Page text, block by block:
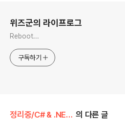
위즈군의 라이프로그
Reboot...
구독하기
정리중/C# & .NET & Web 의 다른 글